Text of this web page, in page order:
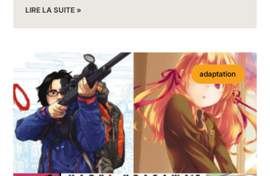
LIRE LA SUITE »
adaptation